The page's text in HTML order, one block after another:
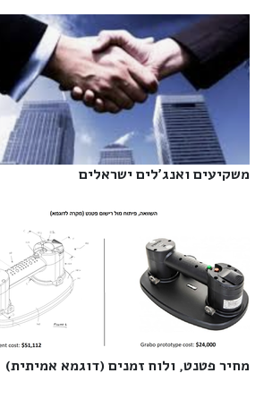
משקיעים ואנג'לים ישראלים‎
מחיר פטנט, ולוח זמנים (דוגמא אמיתית)‎